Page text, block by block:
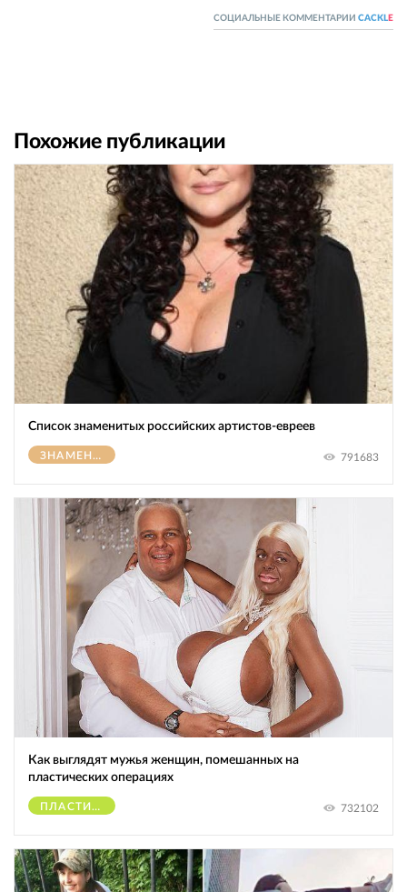
СОЦИАЛЬНЫЕ КОММЕНТАРИИ CACKL E
Похожие публикации
Список знаменитых российских артистов-евреев
ЗНАМЕНИТОСТИ 791683
Как выглядят мужья женщин, помешанных на
пластических операциях
ПЛАСТИЧЕСКИЕ ОПЕРАЦИИ 732102